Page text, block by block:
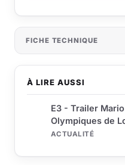
À LIRE AUSSI
E3 - Trailer
Olympiques de
ACTUALITÉ
FICHE TECHNIQUE